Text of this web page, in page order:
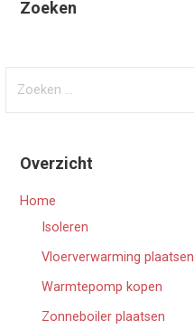
Zoeken
Overzicht
Home
Isoleren
Vloerverwarming plaatsen
Warmtepomp kopen
Zonneboiler plaatsen